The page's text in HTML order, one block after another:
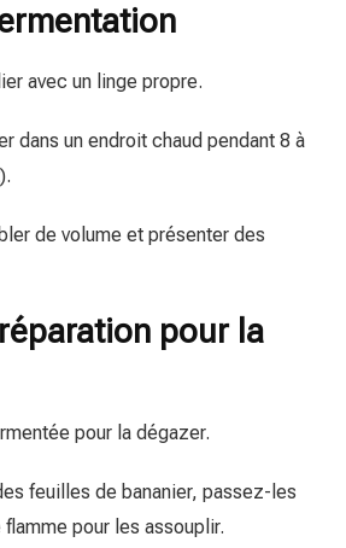
avec un linge propre.
dans un endroit chaud pendant 8 à
de volume et présenter des
pour la
pour la dégazer.
feuilles de bananier, passez-les
pour les assouplir.